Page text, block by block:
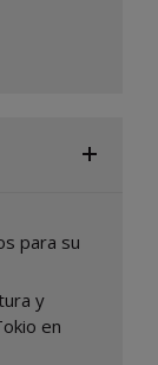
para su
y
en